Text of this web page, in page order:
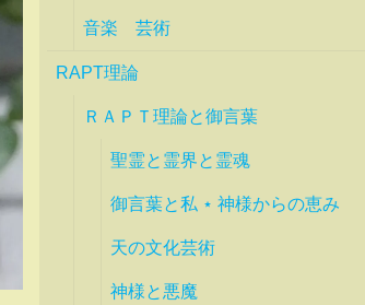
音楽 芸術
RAPT理論
ＲＡＰＴ理論と御言葉
聖霊と霊界と霊魂
御言葉と私 ⋆ 神様からの恵み
天の文化芸術
神様と悪魔